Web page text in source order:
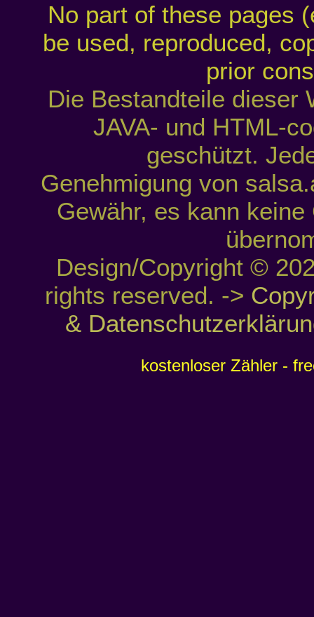
No part of these pages
be used, reproduced,
prior
Die Bestandteile dieser
JAVA- und HTML-
geschützt.
Genehmigung von
Gewähr, es kann
Design/Copyright ©
rights reserved. ->
&
kostenloser Zähler -